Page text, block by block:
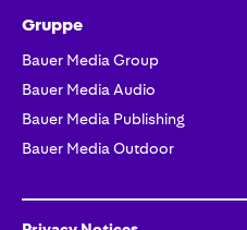
Gruppe
Bauer Media Group
Bauer Media Audio
Bauer Media Publishing
Bauer Media Outdoor